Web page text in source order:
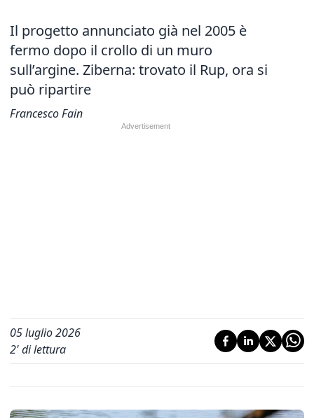
Il progetto annunciato già nel 2005 è
fermo dopo il crollo di un muro
sull’argine. Ziberna: trovato il Rup, ora si
può ripartire
Francesco Fain
05 luglio 2026
2' di lettura